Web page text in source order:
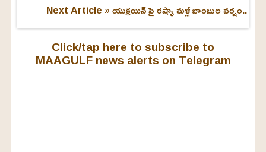
Next Article »యుక్రెయిన్ పై రష్యా మళ్లీ బాంబుల వర్షం..
Click/tap here to subscribe to
MAAGULF news alerts on Telegram